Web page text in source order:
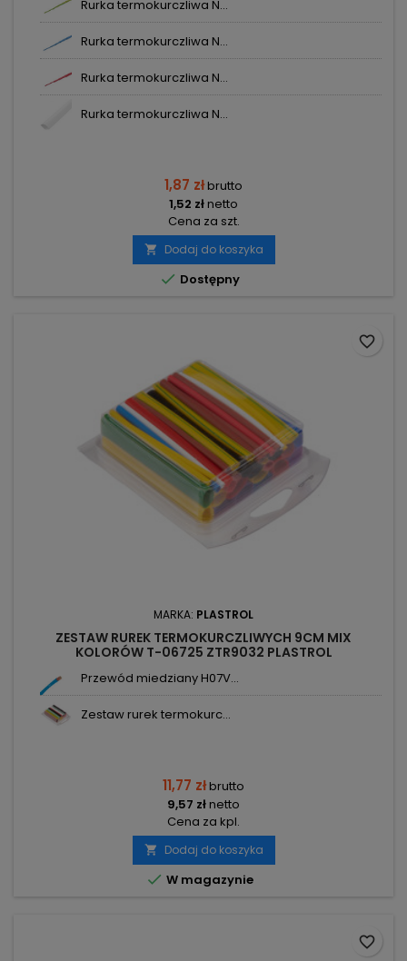
Rurka termokurczliwa N...
Rurka termokurczliwa N...
Rurka termokurczliwa N...
Rurka termokurczliwa N...
1,87 złbrutto
1,52 złnetto
Cena za szt.
 Dodaj do koszyka
 Dostępny
MARKA: PLASTROL
ZESTAW RUREK TERMOKURCZLIWYCH 9CM MIX
KOLORÓW T-06725 ZTR9032 PLASTROL
Przewód miedziany H07V...
Zestaw rurek termokurc...
11,77 złbrutto
9,57 złnetto
Cena za kpl.
 Dodaj do koszyka
 W magazynie
favorite_border
favorite_border